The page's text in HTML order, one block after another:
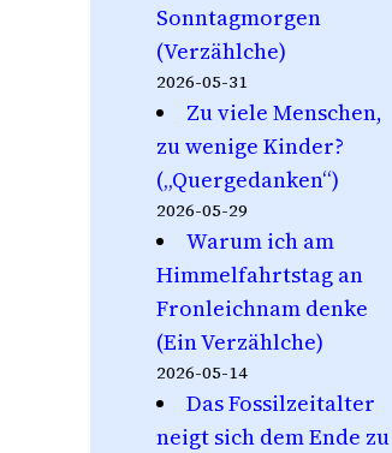
Sonntagmorgen
(Verzählche)
2026-05-31
Zu viele Menschen,
zu wenige Kinder?
(„Quergedanken“)
2026-05-29
Warum ich am
Himmelfahrtstag an
Fronleichnam denke
(Ein Verzählche)
2026-05-14
Das Fossilzeitalter
neigt sich dem Ende zu